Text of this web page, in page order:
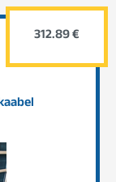
312.89 €